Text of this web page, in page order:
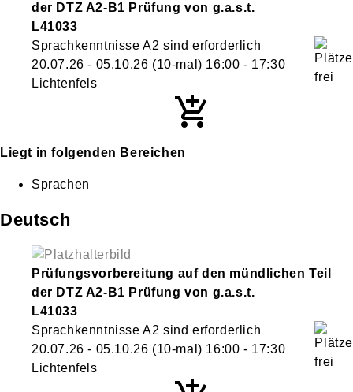
der DTZ A2-B1 Prüfung von g.a.s.t.
L41033
Sprachkenntnisse A2 sind erforderlich
20.07.26 - 05.10.26 (10-mal) 16:00 - 17:30
Lichtenfels
Liegt in folgenden Bereichen
Sprachen
Deutsch
Prüfungsvorbereitung auf den mündlichen Teil
der DTZ A2-B1 Prüfung von g.a.s.t.
L41033
Sprachkenntnisse A2 sind erforderlich
20.07.26 - 05.10.26 (10-mal) 16:00 - 17:30
Lichtenfels